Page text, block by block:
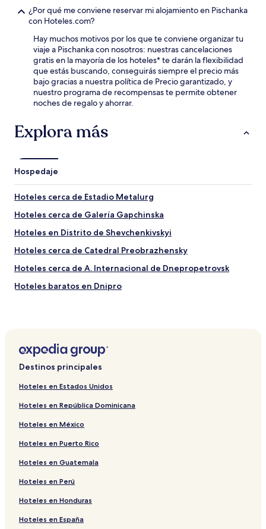
¿Por qué me conviene reservar mi alojamiento en Pischanka
con Hoteles.com?
Hay muchos motivos por los que te conviene organizar tu
viaje a Pischanka con nosotros: nuestras cancelaciones
gratis en la mayoría de los hoteles* te darán la flexibilidad
que estás buscando, conseguirás siempre el precio más
bajo gracias a nuestra política de Precio garantizado, y
nuestro programa de recompensas te permite obtener
noches de regalo y ahorrar.
Explora más
Hospedaje
Hoteles cerca de Estadio Metalurg
Hoteles cerca de Galería Gapchinska
Hoteles en Distrito de Shevchenkivskyi
Hoteles cerca de Catedral Preobrazhensky
Hoteles cerca de A. Internacional de Dnepropetrovsk
Hoteles baratos en Dnipro
Hoteles en Samar
Hoteles en Distrito de Novomoskovsk
Hoteles en Dnipro
Hoteles en Óblast de Dnipropetrovsk
Hoteles en Distrito de Dnipro
Hoteles de lujo en Dnipro
Destinos principales
Hoteles en Estados Unidos
Hoteles en República Dominicana
Hoteles en México
Hoteles en Puerto Rico
Hoteles en Guatemala
Hoteles en Perú
Hoteles en Honduras
Hoteles en España